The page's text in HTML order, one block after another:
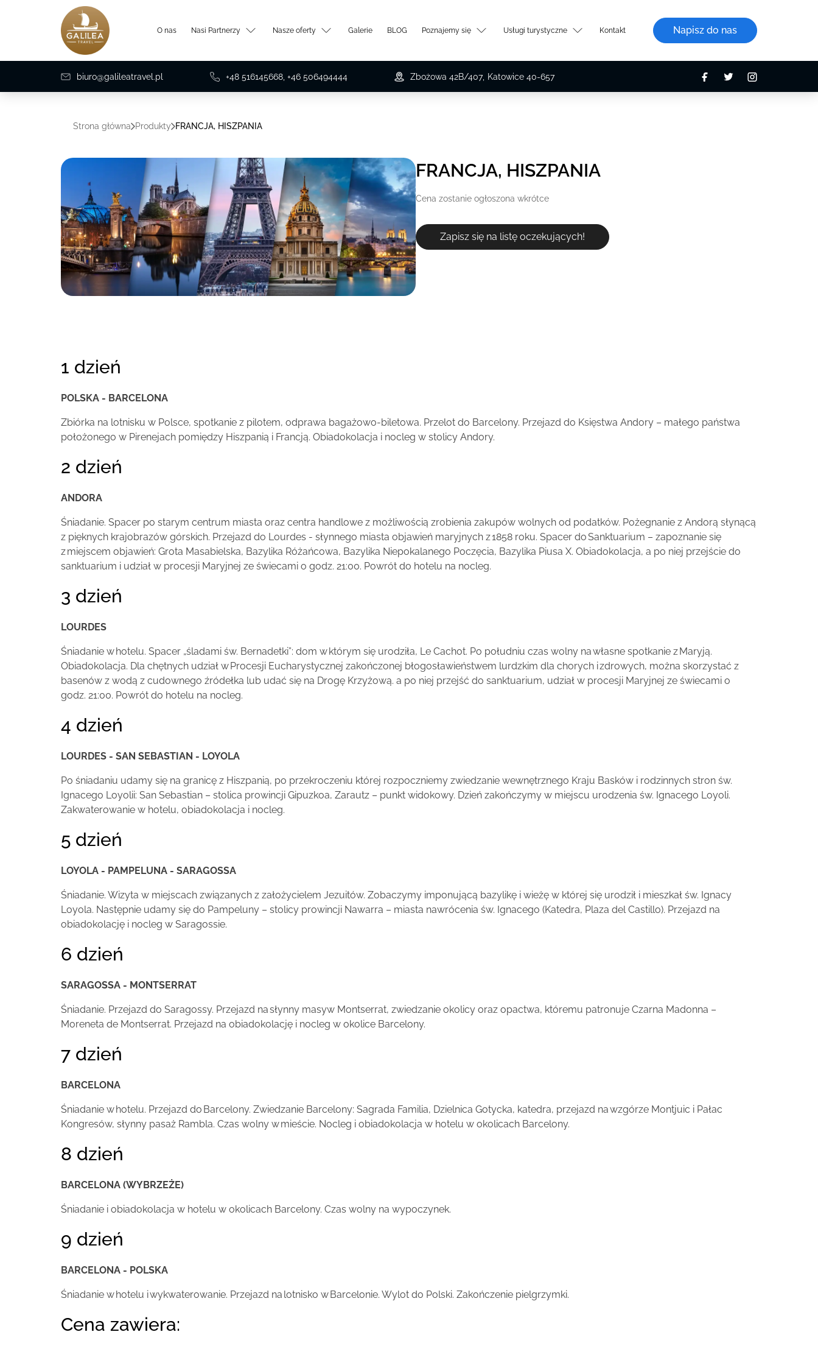
biuro@galileatravel.pl +48 516145668, +46 506494444 Zbożowa 42B/407, Katowice 40-657
O nas Nasi Partnerzy Nasze oferty Galerie BLOG Poznajemy się Usługi turystyczne Kontakt Napisz do nas
Strona główna Produkty FRANCJA, HISZPANIA
FRANCJA, HISZPANIA
Cena zostanie ogłoszona wkrótce
Zapisz się na listę oczekujących!
1 dzień
POLSKA - BARCELONA
Zbiórka na lotnisku w Polsce, spotkanie z pilotem, odprawa bagażowo-biletowa. Przelot do Barcelony. Przejazd do Księstwa Andory – małego państwa
położonego w Pirenejach pomiędzy Hiszpanią i Francją. Obiadokolacja i nocleg w stolicy Andory.
2 dzień
ANDORA
Śniadanie. Spacer po starym centrum miasta oraz centra handlowe z możliwością zrobienia zakupów wolnych od podatków. Pożegnanie z Andorą słynącą
z pięknych krajobrazów górskich. Przejazd do Lourdes - słynnego miasta objawień maryjnych z 1858 roku. Spacer do Sanktuarium – zapoznanie się
z miejscem objawień: Grota Masabielska, Bazylika Różańcowa, Bazylika Niepokalanego Poczęcia, Bazylika Piusa X. Obiadokolacja, a po niej przejście do
sanktuarium i udział w procesji Maryjnej ze świecami o godz. 21:00. Powrót do hotelu na nocleg.
3 dzień
LOURDES
Śniadanie w hotelu. Spacer „śladami św. Bernadetki”: dom w którym się urodziła, Le Cachot. Po południu czas wolny na własne spotkanie z Maryją.
Obiadokolacja. Dla chętnych udział w Procesji Eucharystycznej zakończonej błogosławieństwem lurdzkim dla chorych i zdrowych, można skorzystać z
basenów z wodą z cudownego źródełka lub udać się na Drogę Krzyżową. a po niej przejść do sanktuarium, udział w procesji Maryjnej ze świecami o
godz. 21:00. Powrót do hotelu na nocleg.
4 dzień
LOURDES - SAN SEBASTIAN - LOYOLA
Po śniadaniu udamy się na granicę z Hiszpanią, po przekroczeniu której rozpoczniemy zwiedzanie wewnętrznego Kraju Basków i rodzinnych stron św.
Ignacego Loyolii: San Sebastian – stolica prowincji Gipuzkoa, Zarautz – punkt widokowy. Dzień zakończymy w miejscu urodzenia św. Ignacego Loyoli.
Zakwaterowanie w hotelu, obiadokolacja i nocleg.
5 dzień
LOYOLA - PAMPELUNA - SARAGOSSA
Śniadanie. Wizyta w miejscach związanych z założycielem Jezuitów. Zobaczymy imponującą bazylikę i wieżę w której się urodził i mieszkał św. Ignacy
Loyola. Następnie udamy się do Pampeluny – stolicy prowincji Nawarra – miasta nawrócenia św. Ignacego (Katedra, Plaza del Castillo). Przejazd na
obiadokolację i nocleg w Saragossie.
6 dzień
SARAGOSSA - MONTSERRAT
Śniadanie. Przejazd do Saragossy. Przejazd na słynny masyw Montserrat, zwiedzanie okolicy oraz opactwa, któremu patronuje Czarna Madonna –
Moreneta de Montserrat. Przejazd na obiadokolację i nocleg w okolice Barcelony.
7 dzień
BARCELONA
Śniadanie w hotelu. Przejazd do Barcelony. Zwiedzanie Barcelony: Sagrada Familia, Dzielnica Gotycka, katedra, przejazd na wzgórze Montjuic i Pałac
Kongresów, słynny pasaż Rambla. Czas wolny w mieście. Nocleg i obiadokolacja w hotelu w okolicach Barcelony.
8 dzień
BARCELONA (WYBRZEŻE)
Śniadanie i obiadokolacja w hotelu w okolicach Barcelony. Czas wolny na wypoczynek.
9 dzień
BARCELONA - POLSKA
Śniadanie w hotelu i wykwaterowanie. Przejazd na lotnisko w Barcelonie. Wylot do Polski. Zakończenie pielgrzymki.
Cena zawiera: